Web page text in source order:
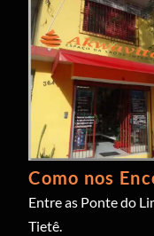
Como nos
Entre as Ponte do
Tietê.